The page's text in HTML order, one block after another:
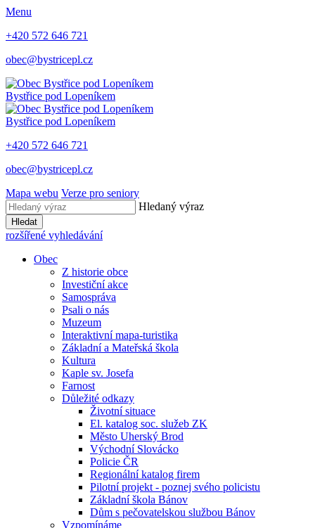
Menu
+420 572 646 721
obec@bystricepl.cz
Bystřice pod Lopeníkem
Bystřice pod Lopeníkem
+420 572 646 721
obec@bystricepl.cz
Mapa webu Verze pro seniory
Hledaný výraz
Hledat
rozšířené vyhledávání
Obec
Z historie obce
Investiční akce
Samospráva
Psali o nás
Muzeum
Interaktivní mapa-turistika
Základní a Mateřská škola
Kultura
Kaple sv. Josefa
Farnost
Důležité odkazy
Životní situace
El. katalog soc. služeb ZK
Město Uherský Brod
Východní Slovácko
Policie ČR
Regionální katalog firem
Pilotní projekt - poznej svého policistu
Základní škola Bánov
Dům s pečovatelskou službou Bánov
Vzpomínáme